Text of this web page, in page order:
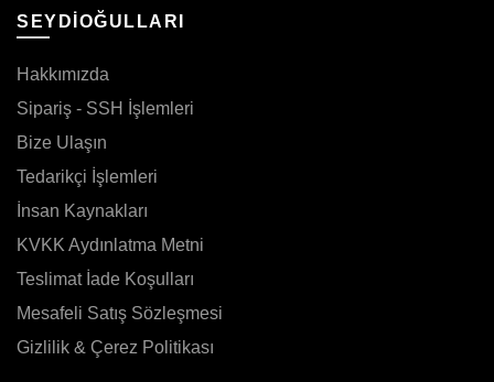
SEYDİOĞULLARI
Hakkımızda
Sipariş - SSH İşlemleri
Bize Ulaşın
Tedarikçi İşlemleri
İnsan Kaynakları
KVKK Aydınlatma Metni
Teslimat İade Koşulları
Mesafeli Satış Sözleşmesi
Gizlilik & Çerez Politikası